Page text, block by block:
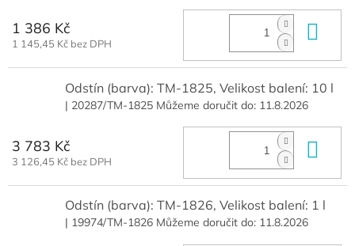
1 386 Kč
1 145,45 Kč bez DPH
Odstín (barva): TM-1825, Velikost balení: 10 l
| 20287/TM-1825 Můžeme doručit do: 11.8.2026
3 783 Kč
3 126,45 Kč bez DPH
Odstín (barva): TM-1826, Velikost balení: 1 l
| 19974/TM-1826 Můžeme doručit do: 11.8.2026